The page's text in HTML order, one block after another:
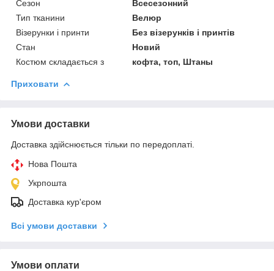
Сезон
Всесезонний
Тип тканини
Велюр
Візерунки і принти
Без візерунків і принтів
Стан
Новий
Костюм складається з
кофта, топ, Штаны
Приховати
Умови доставки
Доставка здійснюється тільки по передоплаті.
Нова Пошта
Укрпошта
Доставка кур'єром
Всі умови доставки
Умови оплати